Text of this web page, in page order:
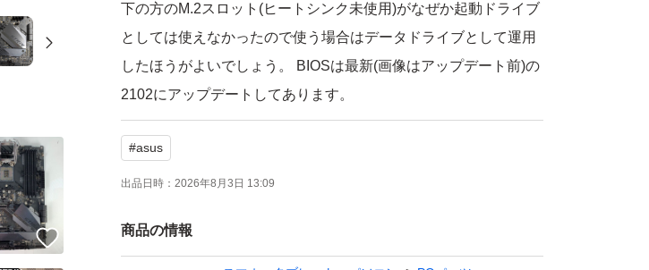
下の方のM.2スロット(ヒートシンク未使用)がなぜか起動ドライブ
としては使えなかったので使う場合はデータドライブとして運用
したほうがよいでしょう。 BIOSは最新(画像はアップデート前)の
2102にアップデートしてあります。
ピン折れ曲がりなし、動作確認済みです。
※MBの共通チェック項目は全x16PCIeスロット、PCIスロット、
ト、全映像出力、背面USB任意の1、2箇所、TypeC、オーディオ
端子(スピーカーのみ)、全LANポートです。
#asus
出品日時： 2026年8月3日 13:09
商品の情報